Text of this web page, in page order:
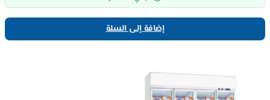
إضافة إلى السلة